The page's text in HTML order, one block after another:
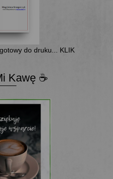
do druku... KLIK
Kawę ☕